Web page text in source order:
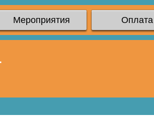
Мероприятия Оплата